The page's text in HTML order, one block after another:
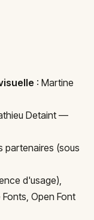
: Martine
Detaint —
partenaires (sous
d'usage),
Open Font